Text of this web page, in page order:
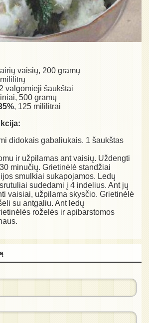
vaisių, 200 gramų
valgomieji šaukštai
500 gramų
, 125 mililitrai
didokais gabaliukais. 1 šaukštas
ir užpilamas ant vaisių. Uždengti
minučių. Grietinėlė standžiai
smulkiai sukapojamos. Ledų
sudedami į 4 indelius. Ant jų
vaisiai, užpilama skysčio. Grietinėlė
su antgaliu. Ant ledų
roželės ir apibarstomos